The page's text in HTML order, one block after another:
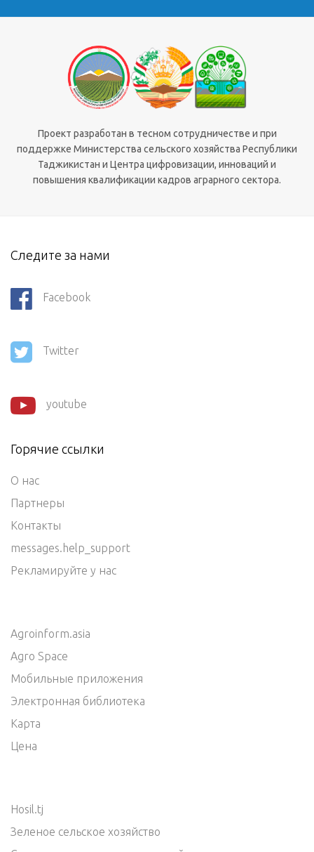
Проект разработан в тесном сотрудничестве и при
поддержке Министерства сельского хозяйства Республики
Таджикистан и Центра цифровизации, инноваций и
повышения квалификации кадров аграрного сектора.
Следите за нами
Facebook
Twitter
youtube
Горячие ссылки
О нас
Партнеры
Контакты
messages.help_support
Рекламируйте у нас
Agroinform.asia
Agro Space
Мобильные приложения
Электронная библиотека
Карта
Цена
Hosil.tj
Зеленое сельское хозяйство